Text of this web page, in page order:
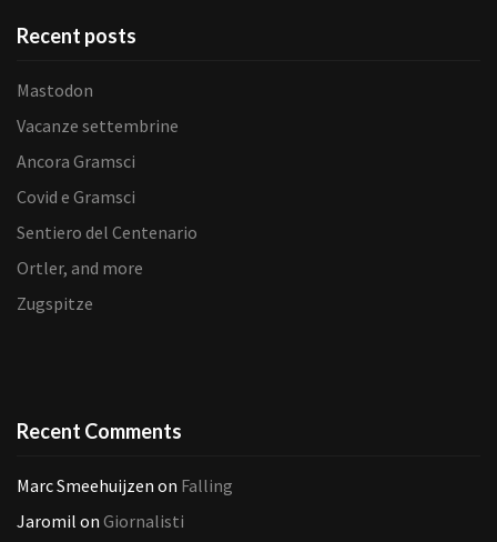
Recent posts
Mastodon
Vacanze settembrine
Ancora Gramsci
Covid e Gramsci
Sentiero del Centenario
Ortler, and more
Zugspitze
Recent Comments
Marc Smeehuijzen on Falling
Jaromil on Giornalisti